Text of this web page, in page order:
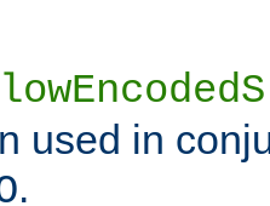
used in
.